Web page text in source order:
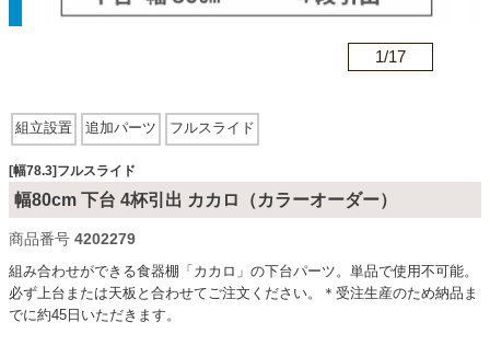
ソファ
ダイニングテーブル・セット
椅子・チェア
食器棚・キッチン収納
1/17
組立設置 追加パーツ フルスライド
[幅78.3]フルスライド
幅80cm 下台 4杯引出 カカロ（カラーオーダー）
商品番号 4202279
組み合わせができる食器棚「カカロ」の下台パーツ。単品で使用不可能。
必ず上台または天板と合わせてご注文ください。＊受注生産のため納品ま
でに約45日いただきます。